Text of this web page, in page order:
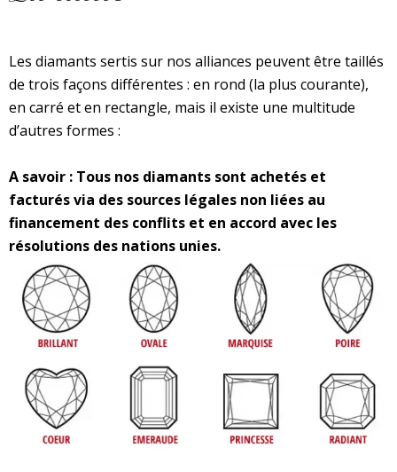
Les diamants sertis sur nos alliances peuvent être taillés
de trois façons différentes : en rond (la plus courante),
en carré et en rectangle, mais il existe une multitude
d’autres formes :
A savoir : Tous nos diamants sont achetés et
facturés via des sources légales non liées au
financement des conflits et en accord avec les
résolutions des nations unies.